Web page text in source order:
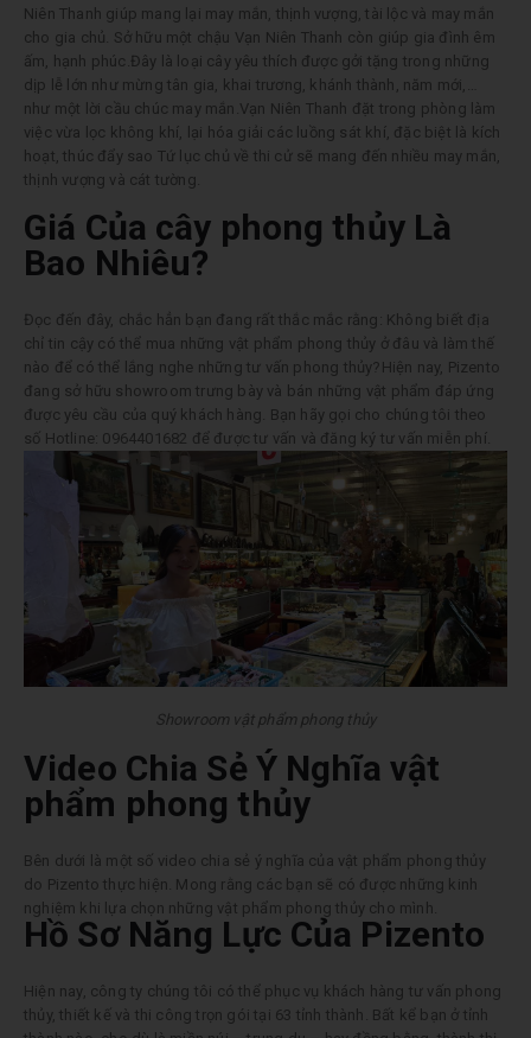
Niên Thanh giúp mang lại may mắn, thịnh vượng, tài lộc và may mắn
cho gia chủ. Sở hữu một chậu Vạn Niên Thanh còn giúp gia đình êm
ấm, hạnh phúc.Đây là loại cây yêu thích được gởi tặng trong những
dịp lễ lớn như mừng tân gia, khai trương, khánh thành, năm mới,…
như một lời cầu chúc may mắn.Vạn Niên Thanh đặt trong phòng làm
việc vừa lọc không khí, lại hóa giải các luồng sát khí, đặc biệt là kích
hoạt, thúc đẩy sao Tứ lục chủ về thi cử sẽ mang đến nhiều may mắn,
thịnh vượng và cát tường.
Giá Của cây phong thủy Là
Bao Nhiêu?
Đọc đến đây, chắc hẳn bạn đang rất thắc mắc rằng: Không biết địa
chỉ tin cậy có thể mua những vật phẩm phong thủy ở đâu và làm thế
nào để có thể lắng nghe những tư vấn phong thủy?Hiện nay, Pizento
đang sở hữu showroom trưng bày và bán những vật phẩm đáp ứng
được yêu cầu của quý khách hàng. Bạn hãy gọi cho chúng tôi theo
số Hotline: 0964401682 để được tư vấn và đăng ký tư vấn miễn phí.
Showroom vật phẩm phong thủy
Video Chia Sẻ Ý Nghĩa vật
phẩm phong thủy
Bên dưới là một số video chia sẻ ý nghĩa của vật phẩm phong thủy
do Pizento thực hiện. Mong rằng các bạn sẽ có được những kinh
nghiệm khi lựa chọn những vật phẩm phong thủy cho mình.
Hồ Sơ Năng Lực Của Pizento
Hiện nay, công ty chúng tôi có thể phục vụ khách hàng tư vấn phong
thủy, thiết kế và thi công trọn gói tại 63 tỉnh thành. Bất kể bạn ở tỉnh